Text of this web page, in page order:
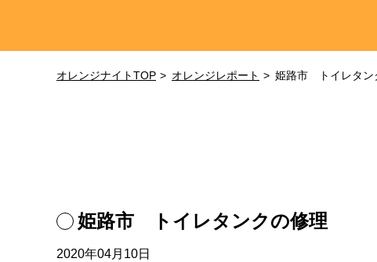
オレンジナイトTOP オレンジレポート 姫路市 トイレタン
姫路市 トイレタンクの修理
2020年04月10日